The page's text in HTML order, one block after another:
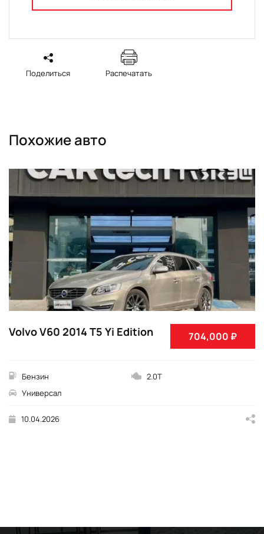
Поделиться Распечатать
Похожие авто
704,000 ₽
Volvo V60 2014 T5 Yi Edition
Бензин
2.0T
Универсал
10.04.2026